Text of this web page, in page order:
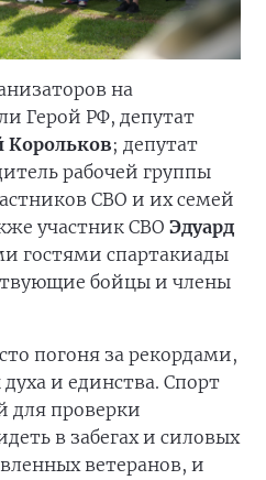
на
Герой РФ, депутат
Корольков; депутат
рабочей группы
СВО и их семей
участник СВО Эдуард
гостями спартакиады
бойцы и члены
погоня за рекордами,
и единства. Спорт
для проверки
в забегах и силовых
ветеранов, и